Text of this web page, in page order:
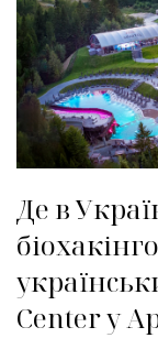
Де в
Center у